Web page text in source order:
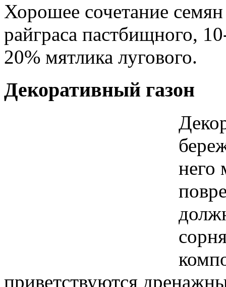
Хорошее сочетание
райграса пастбищного,
20% мятлика лугового.
Декоративный газон
него
приветствуются